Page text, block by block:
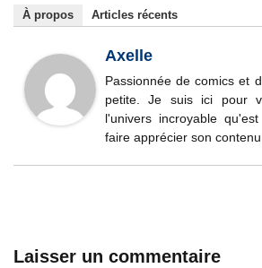
À propos Articles récents
Axelle
Passionnée de comics et
petite. Je suis ici pour
l'univers incroyable
faire apprécier son
Laisser un commentaire